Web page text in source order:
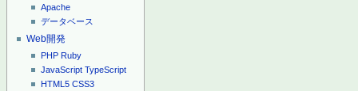
Apache
データベース
Web開発
PHP Ruby
JavaScript TypeScript
HTML5 CSS3